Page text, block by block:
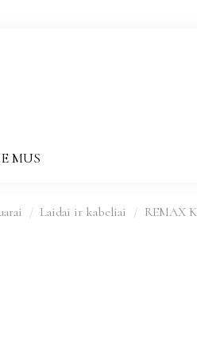
MUS
Laidai ir kabeliai REMAX